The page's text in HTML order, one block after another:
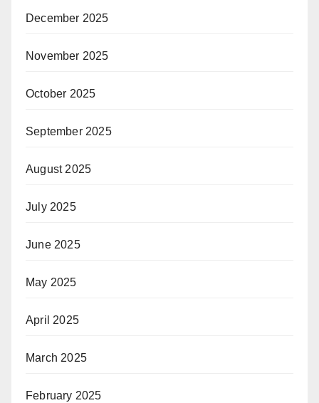
December 2025
November 2025
October 2025
September 2025
August 2025
July 2025
June 2025
May 2025
April 2025
March 2025
February 2025